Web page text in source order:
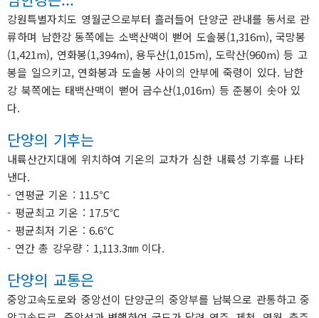
강원특별자치도 영월군으로부터 흘러들어 단양군 관내를 동서로 관
류하며 남한강 동쪽에는 소백산맥이 뻗어 도솔봉(1,316m), 국망봉
(1,421m), 연화봉(1,394m), 용두산(1,015m), 도락산(960m) 등 고
봉을 일으키고, 연화봉과 도솔봉 사이의 안부에 죽령이 있다. 남한
강 북쪽에는 태백산맥이 뻗어 금수산(1,016m) 등 준봉이 솟아 있
다.
단양의 기후는
내륙산간지대에 위치하여 기온의 교차가 심한 내륙성 기후를 나타
낸다.
- 연평균 기온 : 11.5℃
- 평균최고 기온 : 17.5℃
- 평균최저 기온 : 6.6℃
- 연간 총 강우량 : 1,113.3㎜ 이다.
단양의 교통은
중앙고속도로와 중앙선이 단양군의 중앙부를 남북으로 관통하고 중